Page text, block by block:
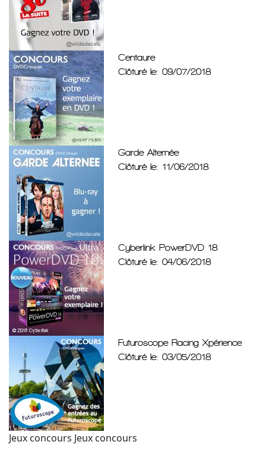
Centaure
Clôturé le: 09/07/2018
Garde Alternée
Clôturé le: 11/06/2018
Cyberlink PowerDVD 18
Clôturé le: 04/06/2018
Futuroscope Racing Xpérience
Clôturé le: 03/05/2018
Jeux concours Jeux concours